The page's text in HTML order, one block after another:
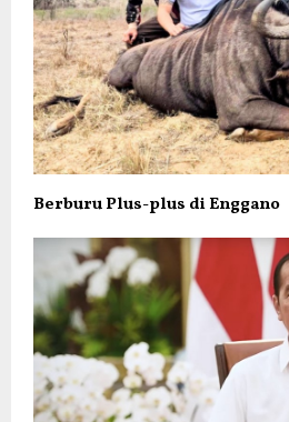
Berburu Plus-plus di Enggano